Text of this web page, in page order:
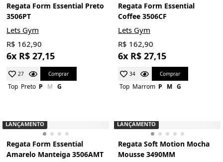
Regata Form Essential Preto
3506PT
Lets Gym
R$ 162,90
6x R$ 27,15
27 Comprar
Top Preto P M G
Regata Form Essential
Coffee 3506CF
Lets Gym
R$ 162,90
6x R$ 27,15
34 Comprar
Top Marrom P M G
LANÇAMENTO
Regata Form Essential
Amarelo Manteiga 3506AMT
LANÇAMENTO
Regata Soft Motion Mocha
Mousse 3490MM